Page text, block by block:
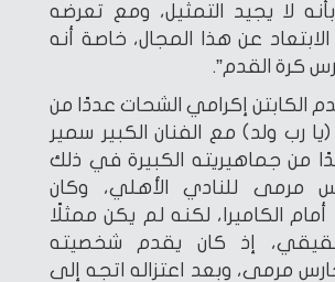
لا يجيد التمثيل، ومع تعرضه
الابتعاد عن هذا المجال، خاصة أنه
كرة القدم”.
الكابتن إكرامي الشحات عددًا من
(يا رب ولد) مع الفنان الكبير سمير
من جماهيريته الكبيرة في ذلك
مرمى للنادي الأهلي، وكان
الكاميرا، لكنه لم يكن ممثلًا
إذ كان يقدم شخصيته
مرمى، وبعد اعتزاله اتجه إلى